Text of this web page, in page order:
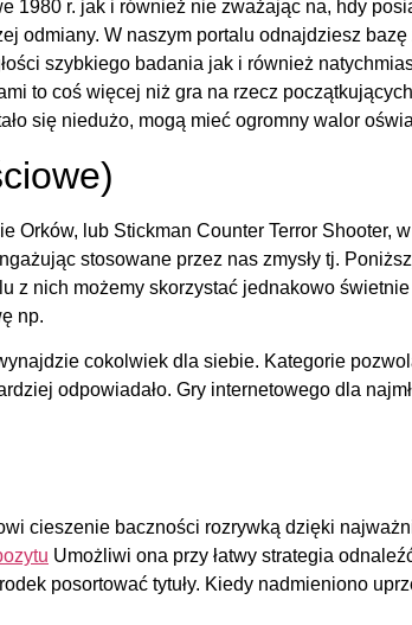
r. jak i również nie zważając na, hdy
odmiany. W naszym portalu odnajdziesz
szybkiego badania jak i również
to coś więcej niż gra na rzecz
się niedużo, mogą mieć ogromny walor
lub Stickman Counter Terror Shooter,
stosowane przez nas zmysły tj.
z nich możemy skorzystać jednakowo
np.
cokolwiek dla siebie. Kategorie
odpowiadało. Gry internetowego dla
cieszenie baczności rozrywką dzięki
Umożliwi ona przy łatwy strategia
posortować tytuły. Kiedy nadmieniono